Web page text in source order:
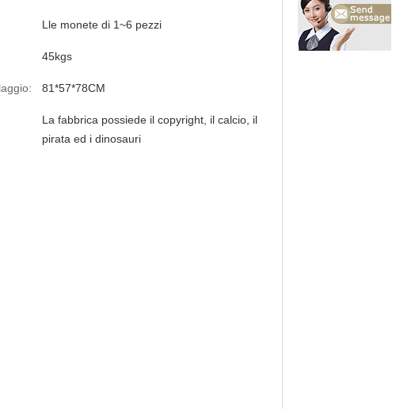
Lle monete di 1~6 pezzi
45kgs
81*57*78CM
La fabbrica possiede il copyright, il calcio, il
pirata ed i dinosauri